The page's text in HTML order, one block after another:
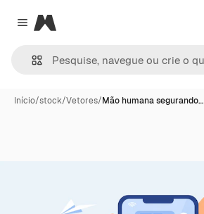
Close menu
Magnific
Início/stock/Vetores/Mão humana segurando…